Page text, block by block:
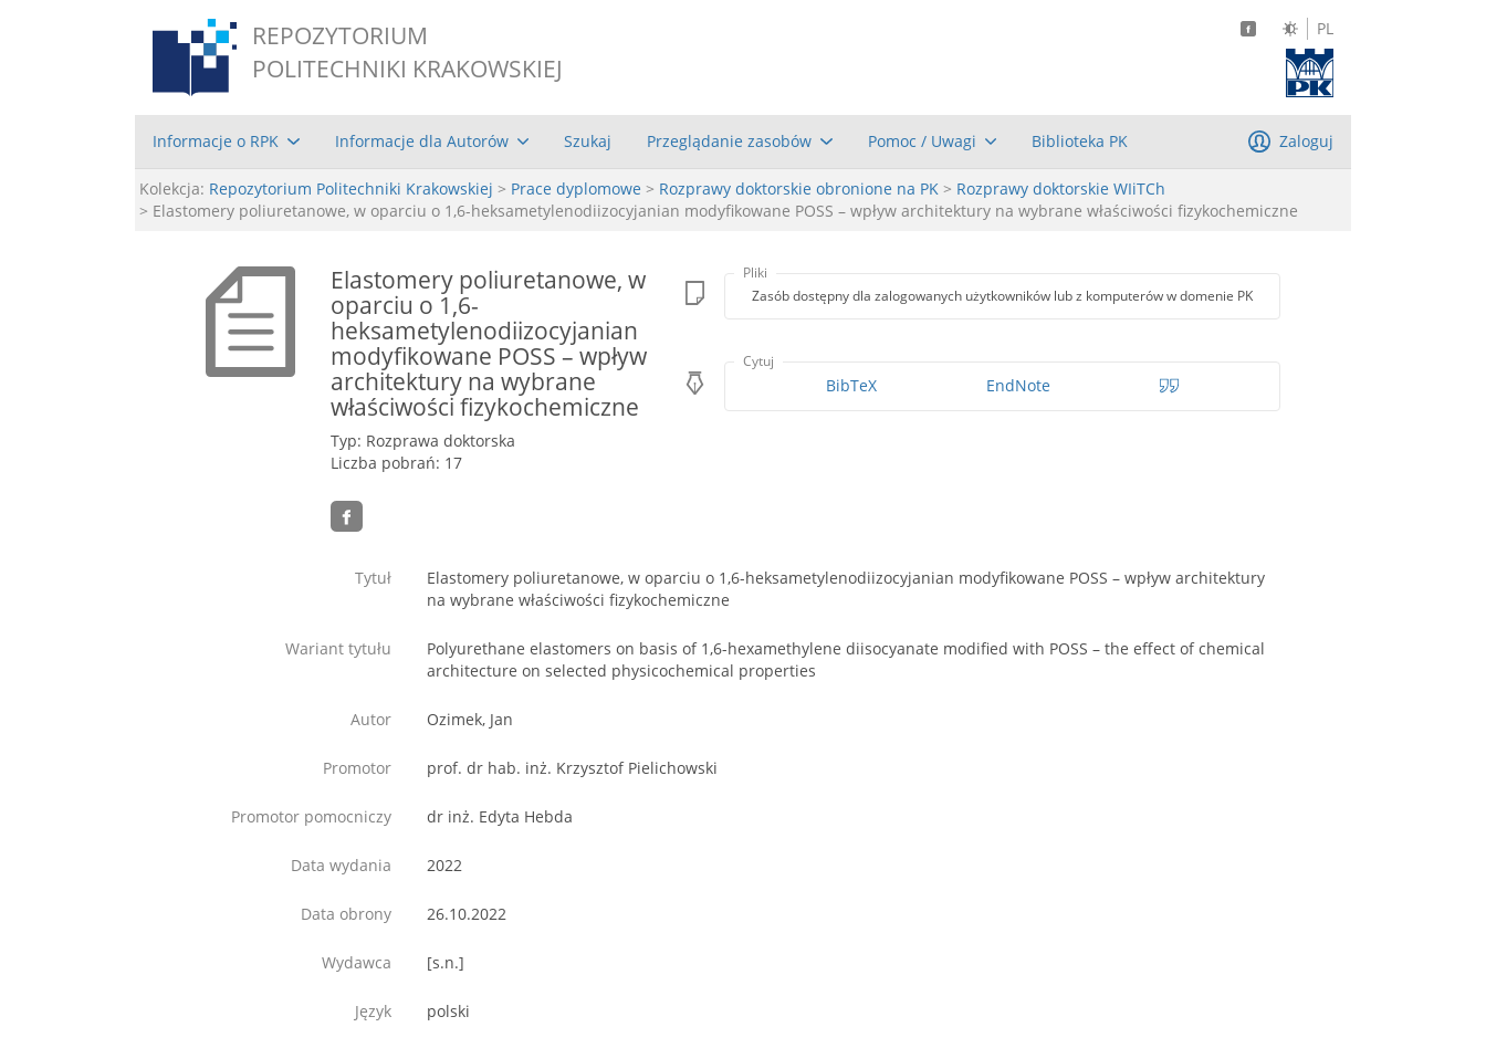
REPOZYTORIUM
POLITECHNIKI KRAKOWSKIEJ
PL
Informacje o RPK Informacje dla Autorów Szukaj Przeglądanie zasobów Pomoc / Uwagi Biblioteka PK Zaloguj
Kolekcja: Repozytorium Politechniki Krakowskiej > Prace dyplomowe > Rozprawy doktorskie obronione na PK > Rozprawy doktorskie WIiTCh
> Elastomery poliuretanowe, w oparciu o 1,6-heksametylenodiizocyjanian modyfikowane POSS – wpływ architektury na wybrane właściwości fizykochemiczne
Elastomery poliuretanowe, w
oparciu o 1,6-
heksametylenodiizocyjanian
modyfikowane POSS – wpływ
architektury na wybrane
właściwości fizykochemiczne
Typ: Rozprawa doktorska
Liczba pobrań: 17
Pliki
Zasób dostępny dla zalogowanych użytkowników lub z komputerów w domenie PK
Cytuj
BibTeX EndNote
Tytuł
Elastomery poliuretanowe, w oparciu o 1,6-heksametylenodiizocyjanian modyfikowane POSS – wpływ architektury
na wybrane właściwości fizykochemiczne
Wariant tytułu
Polyurethane elastomers on basis of 1,6-hexamethylene diisocyanate modified with POSS – the effect of chemical
architecture on selected physicochemical properties
Autor Ozimek, Jan
Promotor prof. dr hab. inż. Krzysztof Pielichowski
Promotor pomocniczy dr inż. Edyta Hebda
Data wydania 2022
Data obrony 26.10.2022
Wydawca [s.n.]
Język polski